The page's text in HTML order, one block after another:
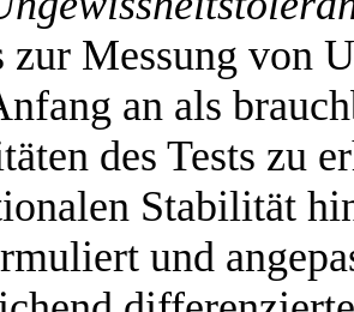
zur Messung von
an als
des Tests zu
Stabilität
und